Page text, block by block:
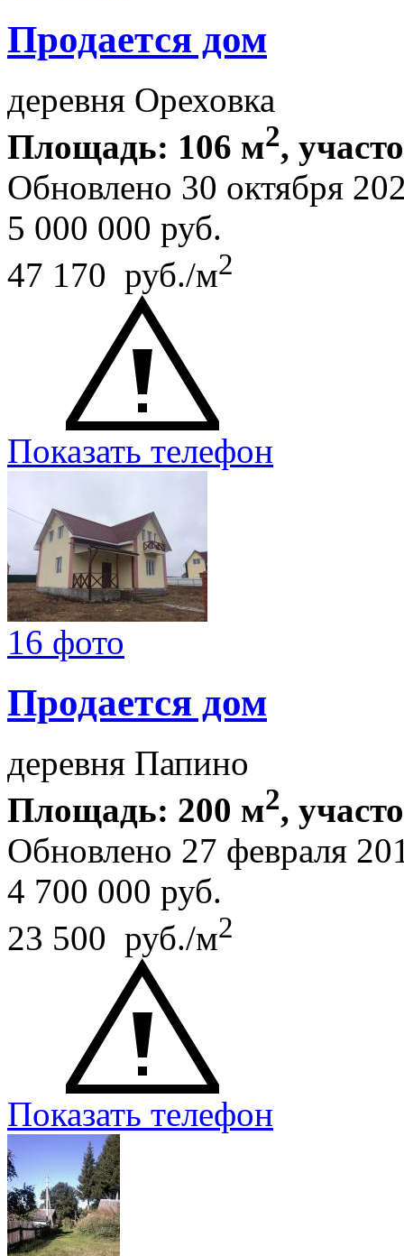
Продается дом
деревня Ореховка
Площадь: 106 м2,
Обновлено 30 октября
5 000 000 руб.
47 170 руб./м2
Показать телефон
16 фото
Продается дом
деревня Папино
Площадь: 200 м2,
Обновлено 27 февраля
4 700 000 руб.
23 500 руб./м2
Показать телефон